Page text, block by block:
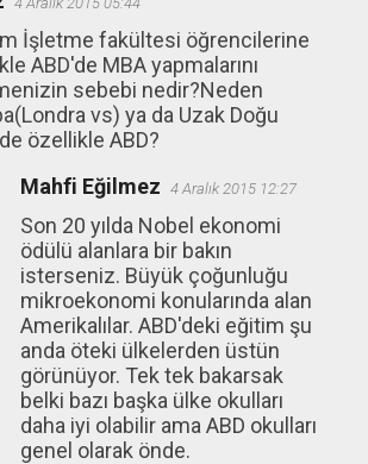
İşletme fakültesi öğrencilerine
ABD'de MBA yapmalarını
sebebi nedir?Neden
vs) ya da Uzak Doğu
özellikle ABD?
Mahfi Eğilmez 4 Aralık 2015 12:27
Son 20 yılda Nobel ekonomi
ödülü alanlara bir bakın
isterseniz. Büyük çoğunluğu
mikroekonomi konularında alan
Amerikalılar. ABD'deki eğitim şu
anda öteki ülkelerden üstün
görünüyor. Tek tek bakarsak
belki bazı başka ülke okulları
daha iyi olabilir ama ABD okulları
genel olarak önde.